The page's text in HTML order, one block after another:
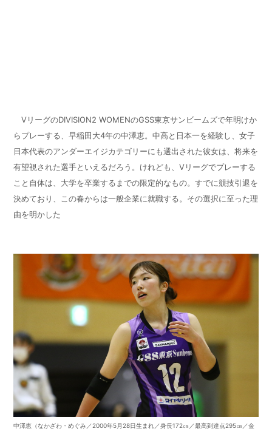
VリーグのDIVISION2 WOMENのGSS東京サンビームズで年明けか
らプレーする、早稲田大4年の中澤恵。中高と日本一を経験し、女子
日本代表のアンダーエイジカテゴリーにも選出された彼女は、将来を
有望視された選手といえるだろう。けれども、Vリーグでプレーする
こと自体は、大学を卒業するまでの限定的なもの。すでに競技引退を
決めており、この春からは一般企業に就職する。その選択に至った理
由を明かした
中澤恵（なかざわ・めぐみ／2000年5月28日生まれ／身長172㎝／最高到達点295㎝／金